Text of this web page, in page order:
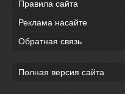
Правила сайта
Реклама насайте
Обратная связь
Полная версия сайта